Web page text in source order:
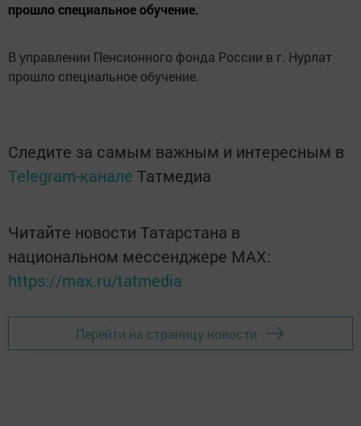
прошло специальное обучение.
В управлении Пенсионного фонда России в г. Нурлат
прошло специальное обучение.
Следите за самым важным и интересным в
Telegram-канале Татмедиа
Читайте новости Татарстана в
национальном мессенджере MАХ:
https://max.ru/tatmedia
Перейти на страницу новости